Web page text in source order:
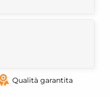
Qualità garantita